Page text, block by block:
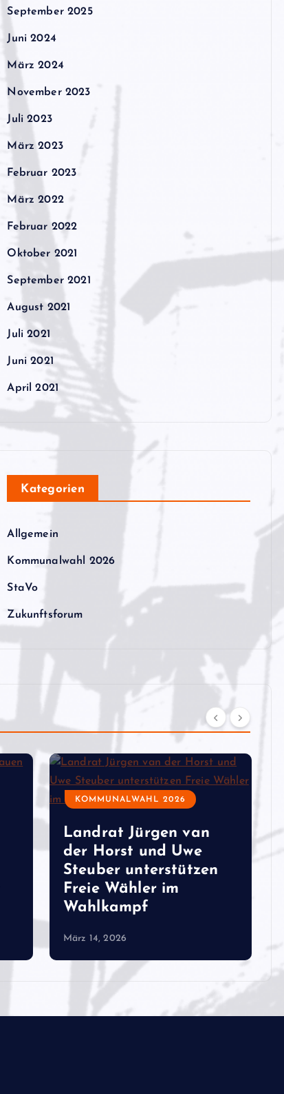
September 2025
Juni 2024
März 2024
November 2023
Juli 2023
März 2023
Februar 2023
März 2022
Februar 2022
Oktober 2021
September 2021
August 2021
Juli 2021
Juni 2021
April 2021
Kategorien
Allgemein
Kommunalwahl 2026
StaVo
Zukunftsforum
KOMMUNALWAHL 2026
Landrat Jürgen van
der Horst und Uwe
Steuber unterstützen
Freie Wähler im
Wahlkampf
März 14, 2026